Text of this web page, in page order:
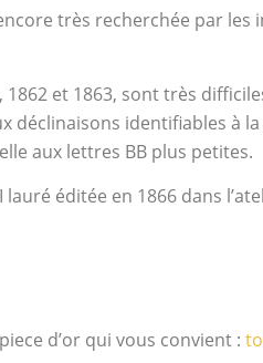
très recherchée par
1862 et 1863, sont très
déclinaisons identifiables
aux lettres BB plus petites.
lauré éditée en 1866 dans
d’or qui vous convient :